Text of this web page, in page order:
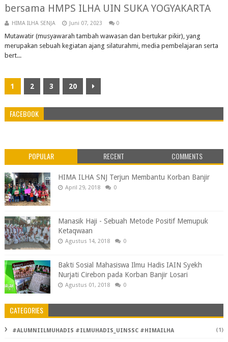
bersama HMPS ILHA UIN SUKA YOGYAKARTA
HIMA ILHA SENJA Juni 07, 2023 0
Mutawatir (musyawarah tambah wawasan dan bertukar pikir), yang
merupakan sebuah kegiatan ajang silaturahmi, media pembelajaran serta
bert...
1 2 3 20
FACEBOOK
POPULAR RECENT COMMENTS
HIMA ILHA SNJ Terjun Membantu Korban Banjir
April 29, 2018 0
Manasik Haji - Sebuah Metode Positif Memupuk
Ketaqwaan
Agustus 14, 2018 0
Bakti Sosial Mahasiswa Ilmu Hadis IAIN Syekh
Nurjati Cirebon pada Korban Banjir Losari
Agustus 01, 2018 0
CATEGORIES
#ALUMNIILMUHADIS #ILMUHADIS_UINSSC #HIMAILHA (1)